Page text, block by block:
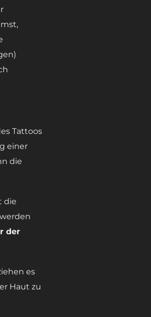
Tattoos
einer
die
die
der
es
Haut zu